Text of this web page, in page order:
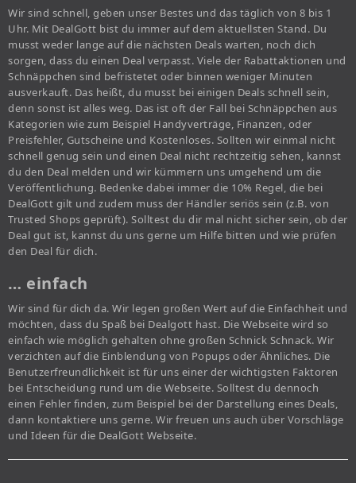
Wir sind schnell, geben unser Bestes und das täglich von 8 bis 1
Uhr. Mit DealGott bist du immer auf dem aktuellsten Stand. Du
musst weder lange auf die nächsten Deals warten, noch dich
sorgen, dass du einen Deal verpasst. Viele der Rabattaktionen und
Schnäppchen sind befristetet oder binnen weniger Minuten
ausverkauft. Das heißt, du musst bei einigen Deals schnell sein,
denn sonst ist alles weg. Das ist oft der Fall bei Schnäppchen aus
Kategorien wie zum Beispiel Handyverträge, Finanzen, oder
Preisfehler, Gutscheine und Kostenloses. Sollten wir einmal nicht
schnell genug sein und einen Deal nicht rechtzeitig sehen, kannst
du den Deal melden und wir kümmern uns umgehend um die
Veröffentlichung. Bedenke dabei immer die 10% Regel, die bei
DealGott gilt und zudem muss der Händler seriös sein (z.B. von
Trusted Shops geprüft). Solltest du dir mal nicht sicher sein, ob der
Deal gut ist, kannst du uns gerne um Hilfe bitten und wie prüfen
den Deal für dich.
… einfach
Wir sind für dich da. Wir legen großen Wert auf die Einfachheit und
möchten, dass du Spaß bei Dealgott hast. Die Webseite wird so
einfach wie möglich gehalten ohne großen Schnick Schnack. Wir
verzichten auf die Einblendung von Popups oder Ähnliches. Die
Benutzerfreundlichkeit ist für uns einer der wichtigsten Faktoren
bei Entscheidung rund um die Webseite. Solltest du dennoch
einen Fehler finden, zum Beispiel bei der Darstellung eines Deals,
dann kontaktiere uns gerne. Wir freuen uns auch über Vorschläge
und Ideen für die DealGott Webseite.